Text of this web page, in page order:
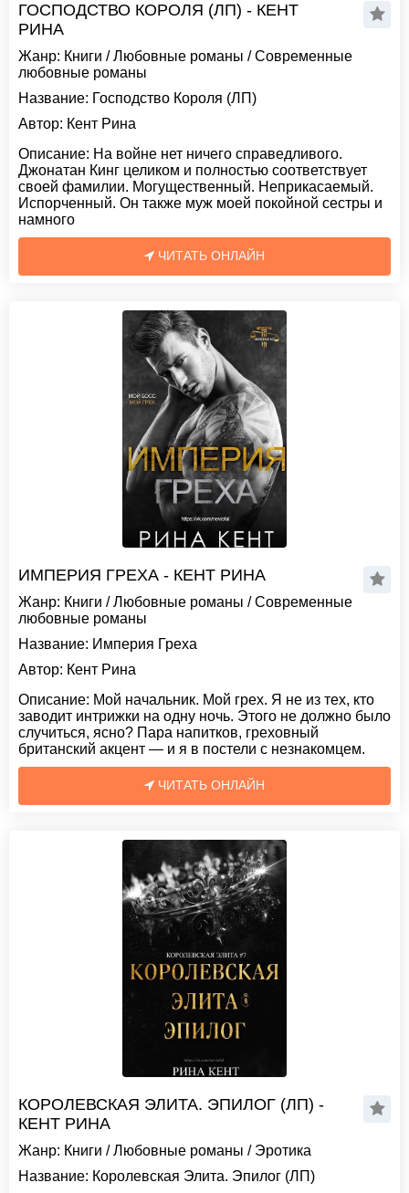
ГОСПОДСТВО КОРОЛЯ (ЛП) - КЕНТ
РИНА
Жанр: Книги /Любовные романы /Современные
любовные романы
Название: Господство Короля (ЛП)
Автор: Кент Рина
Описание: На войне нет ничего справедливого.
Джонатан Кинг целиком и полностью соответствует
своей фамилии. Могущественный. Неприкасаемый.
Испорченный. Он также муж моей покойной сестры и
намного
ЧИТАТЬ ОНЛАЙН
ИМПЕРИЯ ГРЕХА - КЕНТ РИНА
Жанр: Книги /Любовные романы /Современные
любовные романы
Название: Империя Греха
Автор: Кент Рина
Описание: Мой начальник. Мой грех. Я не из тех, кто
заводит интрижки на одну ночь. Этого не должно было
случиться, ясно? Пара напитков, греховный
британский акцент — и я в постели с незнакомцем.
ЧИТАТЬ ОНЛАЙН
КОРОЛЕВСКАЯ ЭЛИТА. ЭПИЛОГ (ЛП) -
КЕНТ РИНА
Жанр: Книги /Любовные романы / Эротика
Название: Королевская Элита. Эпилог (ЛП)